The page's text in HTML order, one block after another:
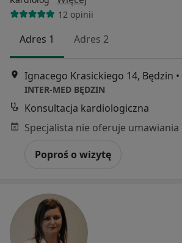
12 opinii
Adres 1 Adres 2
Ignacego Krasickiego 14, Będzin •
INTER-MED BĘDZIN
Konsultacja kardiologiczna
Poproś o wizytę